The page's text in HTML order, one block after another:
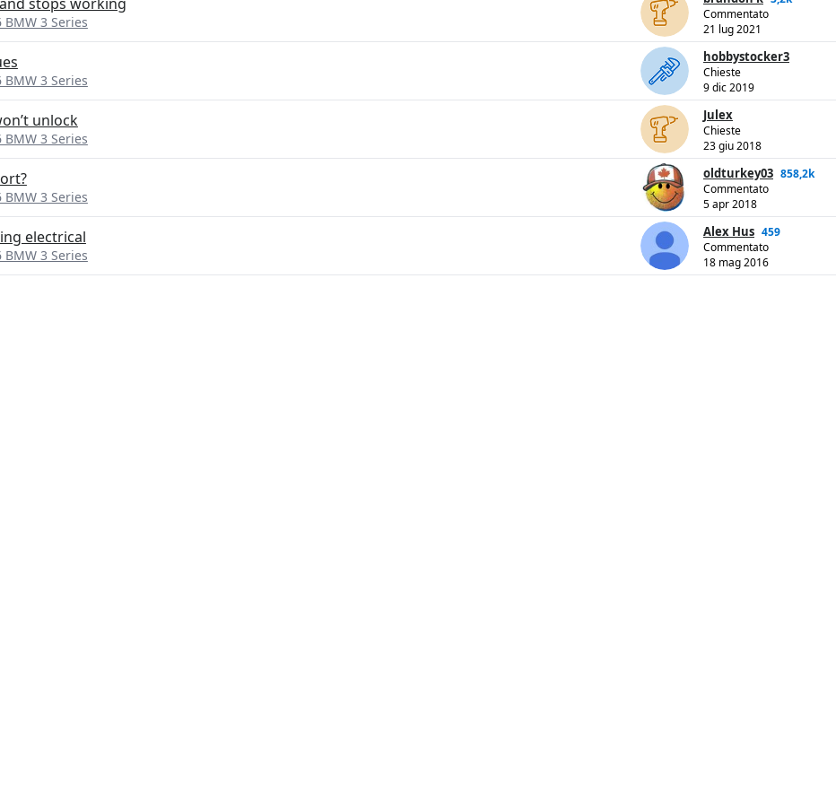
BMW 3 Series
Commentato
21 lug 2021
BMW 3 Series
hobbystocker3
Chieste
9 dic 2019
unlock
BMW 3 Series
Julex
Chieste
23 giu 2018
BMW 3 Series
oldturkey03 858,2k
Commentato
5 apr 2018
electrical
BMW 3 Series
Alex Hus 459
Commentato
18 mag 2016